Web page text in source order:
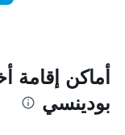
المخطط
1
محور
X
أماكن
بودينسي